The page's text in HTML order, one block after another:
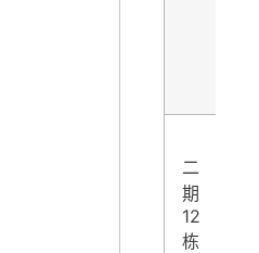
二
期
12
栋